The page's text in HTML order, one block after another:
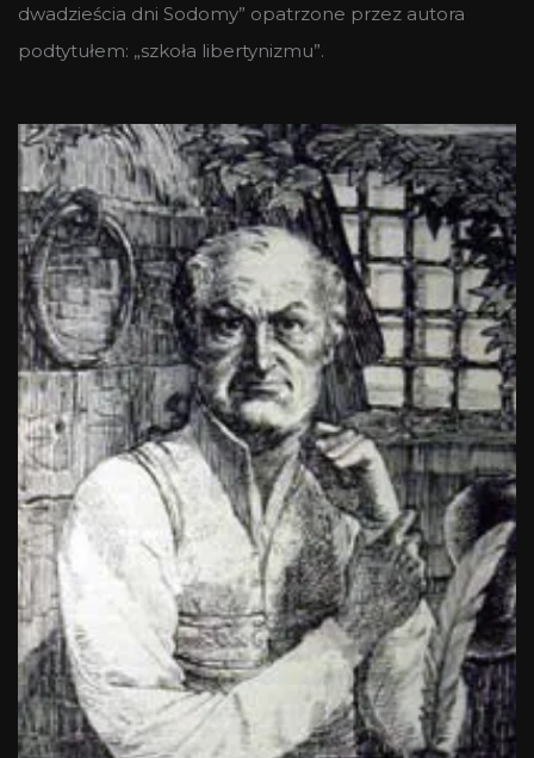
dwadzieścia dni Sodomy” opatrzone przez autora
podtytułem: „szkoła libertynizmu”.